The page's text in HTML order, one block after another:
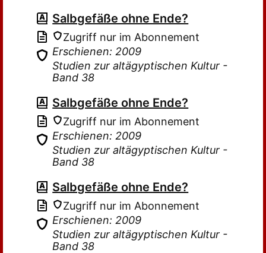
Salbgefäße ohne Ende?
Zugriff nur im Abonnement
Erschienen: 2009
Studien zur altägyptischen Kultur -
Band 38
Salbgefäße ohne Ende?
Zugriff nur im Abonnement
Erschienen: 2009
Studien zur altägyptischen Kultur -
Band 38
Salbgefäße ohne Ende?
Zugriff nur im Abonnement
Erschienen: 2009
Studien zur altägyptischen Kultur -
Band 38